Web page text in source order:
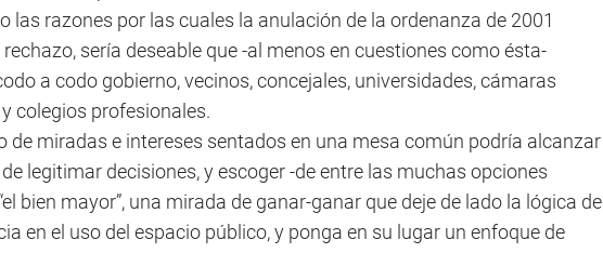
las razones por las cuales la anulación de la ordenanza de 2001
sería deseable que -al menos en cuestiones como ésta-
a codo gobierno, vecinos, concejales, universidades, cámaras
colegios profesionales.
de miradas e intereses sentados en una mesa común podría alcanzar
legitimar decisiones, y escoger -de entre las muchas opciones
bien mayor”, una mirada de ganar-ganar que deje de lado la lógica de
en el uso del espacio público, y ponga en su lugar un enfoque de